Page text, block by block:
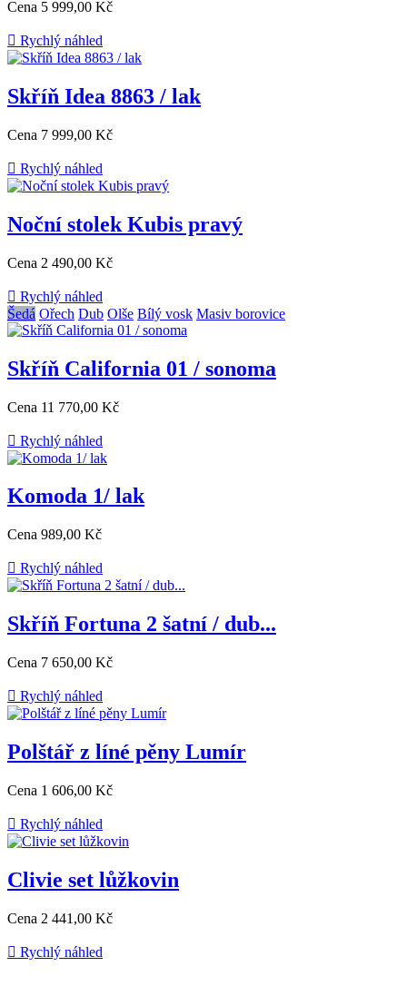
Cena 5 999,00 Kč
 Rychlý náhled
Skříň Idea 8863 / lak
Cena 7 999,00 Kč
 Rychlý náhled
Noční stolek Kubis pravý
Cena 2 490,00 Kč
 Rychlý náhled
Šedá Ořech Dub Olše Bílý vosk Masiv borovice
Skříň California 01 / sonoma
Cena 11 770,00 Kč
 Rychlý náhled
Komoda 1/ lak
Cena 989,00 Kč
 Rychlý náhled
Skříň Fortuna 2 šatní / dub...
Cena 7 650,00 Kč
 Rychlý náhled
Polštář z líné pěny Lumír
Cena 1 606,00 Kč
 Rychlý náhled
Clivie set lůžkovin
Cena 2 441,00 Kč
 Rychlý náhled